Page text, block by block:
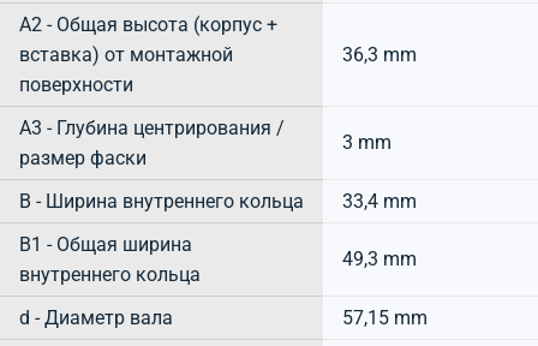
A2 - Общая высота (корпус +
вставка) от монтажной
поверхности
36,3 mm
A3 - Глубина центрирования /
размер фаски
3 mm
B - Ширина внутреннего кольца
33,4 mm
B1 - Общая ширина
внутреннего кольца
49,3 mm
d - Диаметр вала
57,15 mm